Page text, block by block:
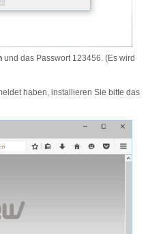
und das Passwort 123456. (Es wird
haben, installieren Sie bitte das